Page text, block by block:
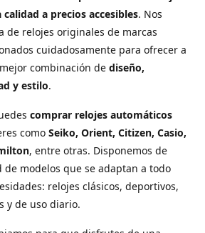
a precios accesibles. Nos
de relojes originales de marcas
cuidadosamente para ofrecer a
combinación de diseño,
y estilo.
comprar relojes automáticos
como Seiko, Orient, Citizen, Casio,
, entre otras. Disponemos de
modelos que se adaptan a todo
relojes clásicos, deportivos,
y de uso diario.